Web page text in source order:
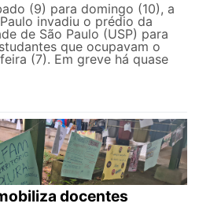
(9) para domingo (10), a
invadiu o prédio da
de São Paulo (USP) para
que ocupavam o
(7). Em greve há quase
docentes